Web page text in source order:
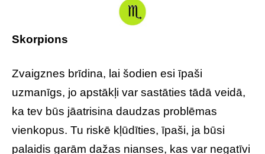
Skorpions
Zvaigznes brīdina, lai šodien esi īpaši
uzmanīgs, jo apstākļi var sastāties tādā veidā,
ka tev būs jāatrisina daudzas problēmas
vienkopus. Tu riskē kļūdīties, īpaši, ja būsi
palaidis garām dažas nianses, kas var negatīvi